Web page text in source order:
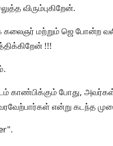
விரும்புகிறேன்.
கலைஞர் மற்றும் ஜெ போன்ற
!!!
போது, அவர்கள்
என்று கடந்த